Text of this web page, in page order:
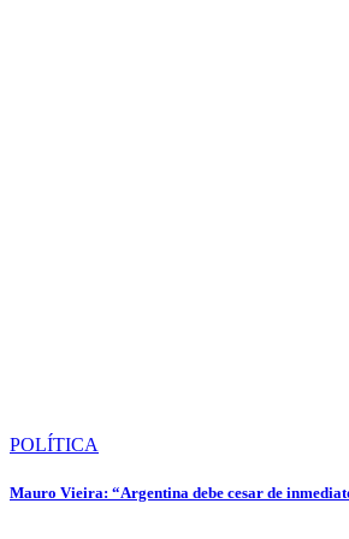
POLÍTICA
Mauro Vieira: “Argentina debe cesar de